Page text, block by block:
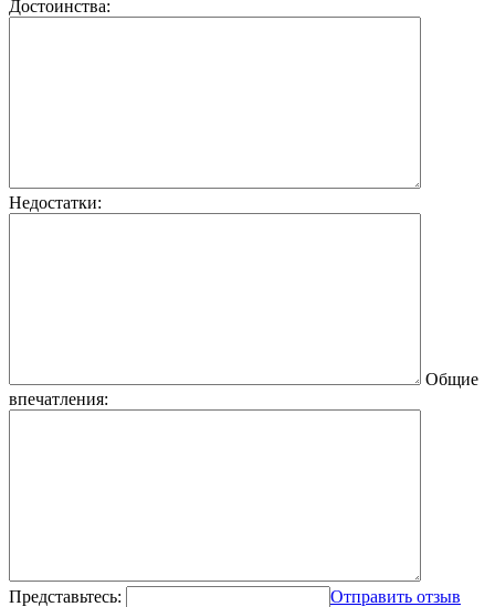
Достоинства:
Недостатки:
Общие
впечатления:
Представьтесь:
Отправить отзыв